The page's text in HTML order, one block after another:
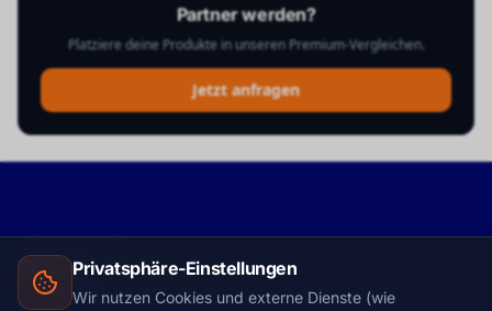
Privatsphäre-Einstellungen
Wir nutzen Cookies und externe Dienste (wie
Partner werden?
Platziere deine Produkte in unseren Premium-Vergleichen.
Jetzt anfragen
Rank-Scout.